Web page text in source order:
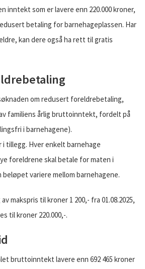
inntekt som er lavere enn 220.000 kroner,
betaling for barnehageplassen. Har
kan dere også ha rett til gratis
om redusert foreldrebetaling,
familiens årlig bruttoinntekt, fordelt på
i barnehagene).
tillegg. Hver enkelt barnehage
foreldrene skal betale for maten i
variere mellom barnehagene.
makspris til kroner 1 200,- fra 01.08.2025,
til kroner 220.000,-.
bruttoinntekt lavere enn 692 465 kroner